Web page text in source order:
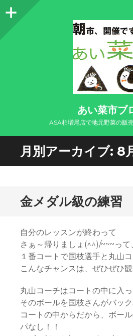
あい菜市ブ
ASA柏増尾店で地元野菜の販
月別アーカイブ: 8
金メダル級の練習
自分のレッスンが終わって
さぁ～帰りましょ(^^)/~~~って
１番コートで国枝選手と丸山
こんなチャンスは、ぜひぜひ
丸山コーチはコートの中に入
そのボールを国枝さんがバッ
コートの中からだから、ボー
パなし！！